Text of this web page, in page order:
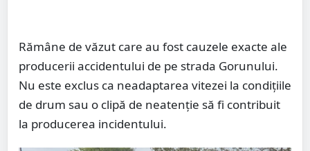
Rămâne de văzut care au fost cauzele exacte ale
producerii accidentului de pe strada Gorunului.
Nu este exclus ca neadaptarea vitezei la condițiile
de drum sau o clipă de neatenție să fi contribuit
la producerea incidentului.